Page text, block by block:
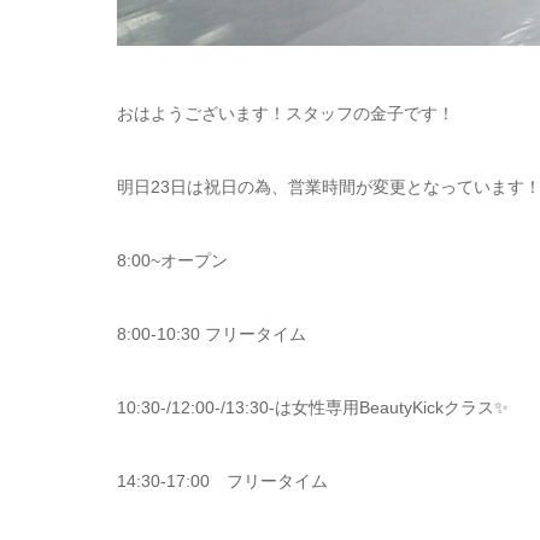
おはようございます！スタッフの金子です！
明日23日は祝日の為、営業時間が変更となっています！
8:00~オープン
8:00-10:30 フリータイム
10:30-/12:00-/13:30-は女性専用BeautyKickクラス✨
14:30-17:00 フリータイム